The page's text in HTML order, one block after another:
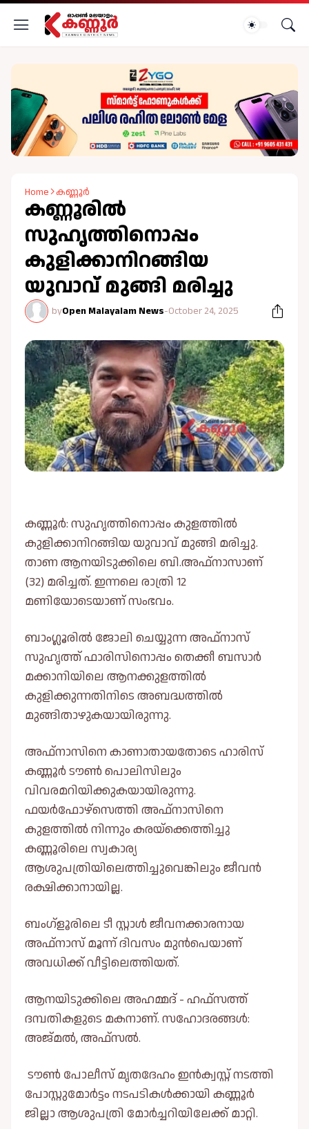
Home കണ്ണൂർ
കണ്ണൂരില്‍
സുഹൃത്തിനൊപ്പം
കുളിക്കാനിറങ്ങിയ
യുവാവ് മുങ്ങി മരിച്ചു
byOpen Malayalam News-October 24, 2025
കണ്ണൂർ: സുഹൃത്തിനൊപ്പം കുളത്തില്‍
കുളിക്കാനിറങ്ങിയ യുവാവ് മുങ്ങി മരിച്ചു.
താണ ആനയിടുക്കിലെ ബി.അഫ്നാസാണ്
(32) മരിച്ചത്. ഇന്നലെ രാത്രി 12
മണിയോടെയാണ് സംഭവം.
ബാംഗ്ലൂരില്‍ ജോലി ചെയ്യുന്ന അഫ്നാസ്
സുഹൃത്ത് ഫാരിസിനൊപ്പം തെക്കീ ബസാർ
മക്കാനിയിലെ ആനക്കുളത്തില്‍
കുളിക്കുന്നതിനിടെ അബദ്ധത്തില്‍
മുങ്ങിതാഴുകയായിരുന്നു.
അഫ്നാസിനെ കാണാതായതോടെ ഹാരിസ്
കണ്ണൂർ ടൗണ്‍ പൊലിസിലും
വിവരമറിയിക്കുകയായിരുന്നു.
ഫയർഫോഴ്സെത്തി അഫ്നാസിനെ
കുളത്തില്‍ നിന്നും കരയ്ക്കെത്തിച്ചു
കണ്ണൂരിലെ സ്വകാര്യ
ആശുപത്രിയിലെത്തിച്ചുവെങ്കിലും ജീവൻ
രക്ഷിക്കാനായില്ല.
ബംഗ്ളൂരിലെ ടീ സ്റ്റാള്‍ ജീവനക്കാരനായ
അഫ്നാസ് മൂന്ന് ദിവസം മുൻപെയാണ്
അവധിക്ക് വീട്ടിലെത്തിയത്.
ആനയിടുക്കിലെ അഹമ്മദ് - ഹഫ്സത്ത്
ദമ്പതികളുടെ മകനാണ്. സഹോദരങ്ങള്‍:
അജ്മല്‍, അഫ്സല്‍.
ടൗണ്‍ പോലീസ് മൃതദേഹം ഇൻക്വസ്റ്റ് നടത്തി
പോസ്റ്റുമോർട്ടം നടപടികള്‍ക്കായി കണ്ണൂർ
ജില്ലാ ആശുപത്രി മോർച്ചറിയിലേക്ക് മാറ്റി.